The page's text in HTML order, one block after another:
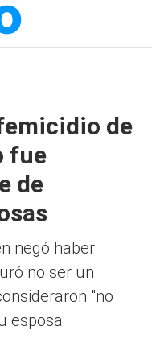
de
fue
de
negó haber
no ser un
"no
esposa